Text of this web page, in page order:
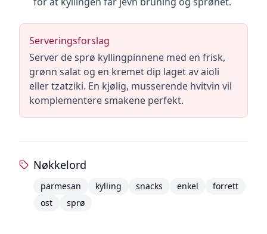
Serveringsforslag
Server de sprø kyllingpinnene med en frisk,
grønn salat og en kremet dip laget av aioli
eller tzatziki. En kjølig, musserende hvitvin vil
komplementere smakene perfekt.
Nøkkelord
parmesan kylling snacks enkel
forrett
ost
sprø